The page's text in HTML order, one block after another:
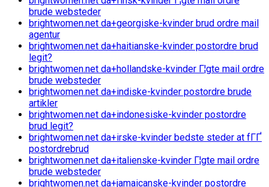
brude websteder
brightwomen.net da+georgiske-kvinder brud ordre mail
agentur
brightwomen.net da+haitianske-kvinder postordre brud
legit?
brightwomen.net da+hollandske-kvinder Г¦gte mail ordre
brude websteder
brightwomen.net da+indiske-kvinder postordre brude
artikler
brightwomen.net da+indonesiske-kvinder postordre
brud legit?
brightwomen.net da+irske-kvinder bedste steder at fГҐ
postordrebrud
brightwomen.net da+italienske-kvinder Г¦gte mail ordre
brude websteder
brightwomen.net da+jamaicanske-kvinder postordre